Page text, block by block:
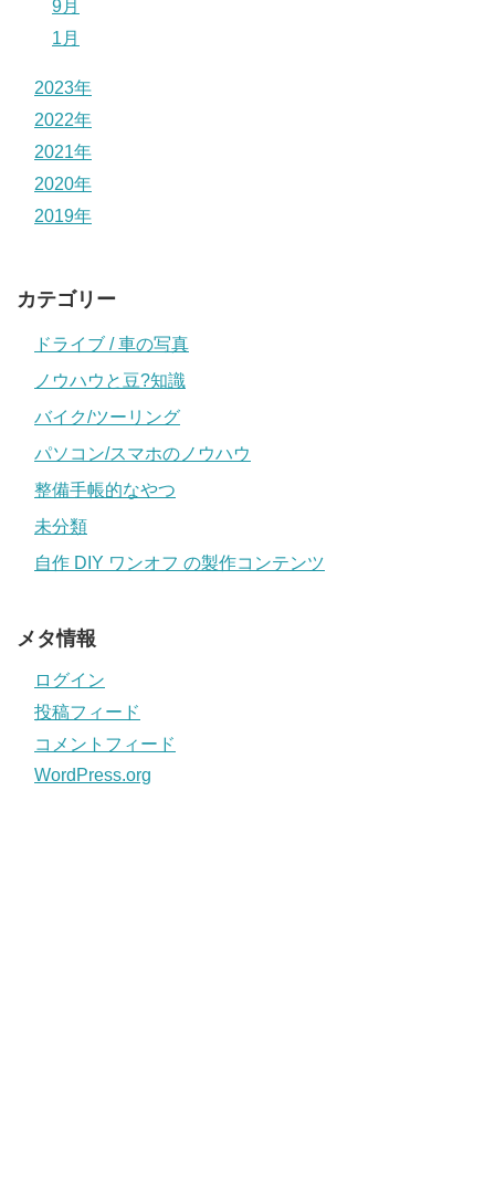
9月
1月
2023年
2022年
2021年
2020年
2019年
カテゴリー
ドライブ / 車の写真
ノウハウと豆?知識
バイク/ツーリング
パソコン/スマホのノウハウ
整備手帳的なやつ
未分類
自作 DIY ワンオフ の製作コンテンツ
メタ情報
ログイン
投稿フィード
コメントフィード
WordPress.org